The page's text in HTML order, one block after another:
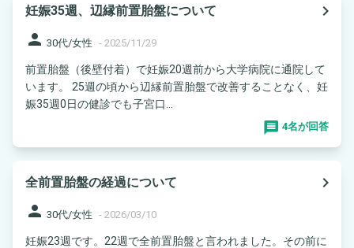
妊娠35週、辺縁前置胎盤について
navigate_next
person 30代/女性 - 2025/11/29
前置胎盤（後壁付着）で妊娠20週前から大学病院に通院して
います。 25週の頃から辺縁前置胎盤で改善することなく、妊
娠35週0日の健診でも子宮口...
4名が回答
全前置胎盤の経過について
navigate_next
person 30代/女性 - 2026/03/10
妊娠23週です。22週で全前置胎盤と言われました。その前に